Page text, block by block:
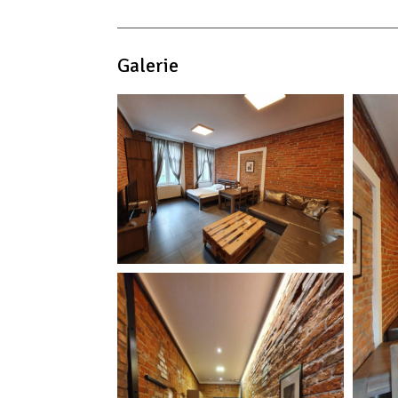
przybory kuchenne
ręczniki
pościel
dojście na wyższe piętra tylko schodami
Galerie